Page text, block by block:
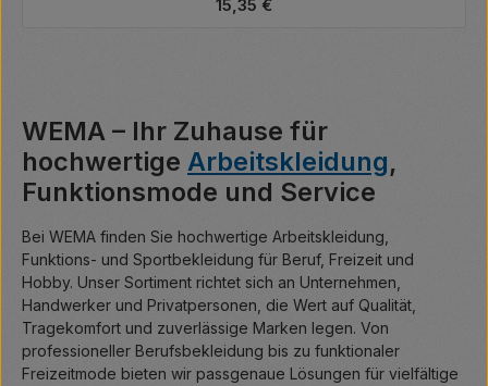
15,35 €
WEMA – Ihr Zuhause für
hochwertige Arbeitskleidung,
Funktionsmode und Service
Bei WEMA finden Sie hochwertige Arbeitskleidung,
Funktions- und Sportbekleidung für Beruf, Freizeit und
Hobby. Unser Sortiment richtet sich an Unternehmen,
Handwerker und Privatpersonen, die Wert auf Qualität,
Tragekomfort und zuverlässige Marken legen. Von
professioneller Berufsbekleidung bis zu funktionaler
Freizeitmode bieten wir passgenaue Lösungen für vielfältige